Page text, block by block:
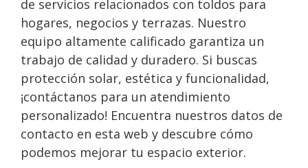
de servicios relacionados con toldos para
hogares, negocios y terrazas. Nuestro
equipo altamente calificado garantiza un
trabajo de calidad y duradero. Si buscas
protección solar, estética y funcionalidad,
¡contáctanos para un atendimiento
personalizado! Encuentra nuestros datos de
contacto en esta web y descubre cómo
podemos mejorar tu espacio exterior.